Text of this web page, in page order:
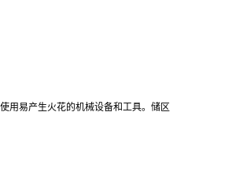
用易产生火花的机械设备和工具。储区